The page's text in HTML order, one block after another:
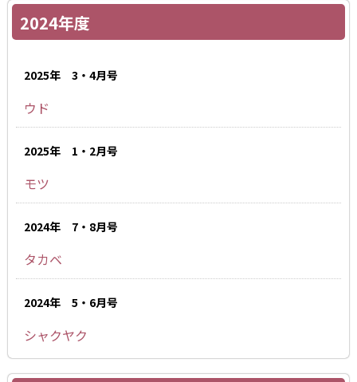
2024年度
2025年 3・4月号
ウド
2025年 1・2月号
モツ
2024年 7・8月号
タカベ
2024年 5・6月号
シャクヤク